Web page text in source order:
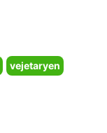
vejetaryen